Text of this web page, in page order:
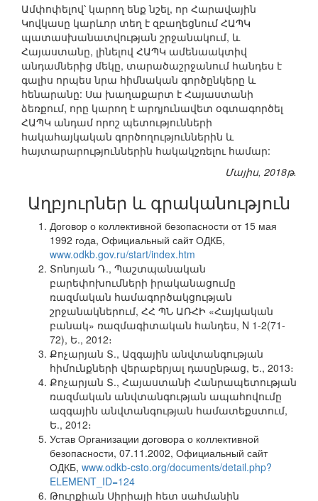
Ամփոփելով՝ կարող ենք նշել, որ Հարավային
Կովկասը կարևոր տեղ է զբաղեցնում ՀԱՊԿ
պատասխանատվության շրջանակում, և
Հայաստանը, լինելով ՀԱՊԿ ամենաակտիվ
անդամներից մեկը, տարածաշրջանում հանդես է
գալիս որպես նրա հիմնական գործընկերը և
հենարանը: Սա խաղաքարտ է Հայաստանի
ձեռքում, որը կարող է արդյունավետ օգտագործել
ՀԱՊԿ անդամ որոշ պետությունների
հակահայկական գործողություններին և
հայտարարություններին հակակշռելու համար:
Մայիս, 2018թ.
Աղբյուրներ և գրականություն
Договор о коллективной безопасности от 15 мая
1992 года, Официальный сайт ОДКБ,
www.odkb.gov.ru/start/index.htm
Տոնոյան Դ., Պաշտպանական
բարեփոխումների իրականացումը
ռազմական համագործակցության
շրջանակներում, ՀՀ ՊՆ ԱՌՀԻ «Հայկական
բանակ» ռազմագիտական հանդես, N 1-2(71-
72), Ե., 2012։
Քոչարյան Տ., Ազգային անվտանգության
հիմունքների վերաբերյալ դասընթաց, Ե., 2013։
Քոչարյան Տ., Հայաստանի Հանրապետության
ռազմական անվտանգության ապահովումը
ազգային անվտանգության համատեքստում,
Ե., 2012։
Устав Организации договора о коллективной
безопасности, 07.11.2002, Официальный сайт
ОДКБ, www.odkb-csto.org/documents/detail.php?
ELEMENT_ID=124
Թուրքիան Սիրիայի հետ սահմանին